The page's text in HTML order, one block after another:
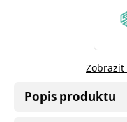
Popis produktu